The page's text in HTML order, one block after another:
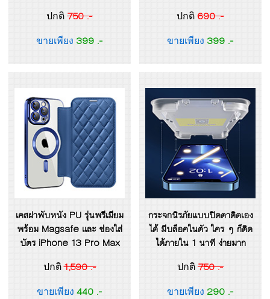
ปกติ 750 .-
ขายเพียง 399 .-
ปกติ 690 .-
ขายเพียง 399 .-
เคสฝาพับหนัง PU รุ่นพรีเมียม
พร้อม Magsafe และ ช่องใส่
บัตร iPhone 13 Pro Max
ปกติ1,590 .-
ขายเพียง 440 .-
กระจกนิรภัยแบบปิดตาติดเอง
ได้ มีบล็อคในตัว ใคร ๆ ก็ติด
ได้ภายใน 1 นาที ง่ายมาก
ปกติ 750 .-
ขายเพียง 290 .-